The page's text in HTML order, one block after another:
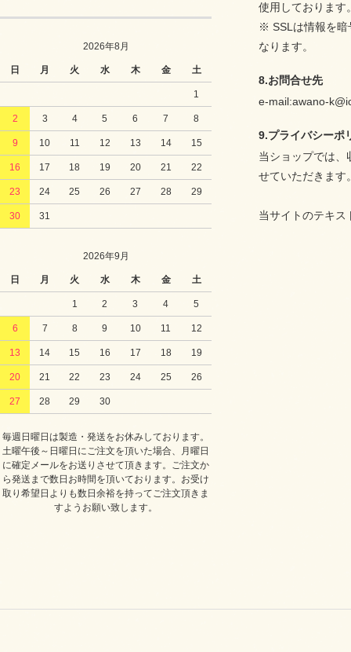
2026年8月
日 月 火 水 木 金 土
1
2 3 4 5 6 7 8
9 10 11 12 13 14 15
16 17 18 19 20 21 22
23 24 25 26 27 28 29
30 31
2026年9月
日 月 火 水 木 金 土
1 2 3 4 5
6 7 8 9 10 11 12
13 14 15 16 17 18 19
20 21 22 23 24 25 26
27 28 29 30
毎週日曜日は製造・発送をお休みしております。
土曜午後～日曜日にご注文を頂いた場合、月曜日
に確定メールをお送りさせて頂きます。ご注文か
ら発送まで数日お時間を頂いております。お受け
取り希望日よりも数日余裕を持ってご注文頂きま
すようお願い致します。
使用しております
※ SSLは情報を暗
なります。
8.お問合せ先
e-mail:awano-
9.プライバシーポ
当ショップでは、
せていただきます
当サイトのテキス